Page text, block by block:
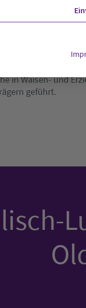
Künkel eine
Ein Sprecher der
und Politik vor.
zu teilweise
hätten unter
ausgesetzt
in Waisen- und
geführt.